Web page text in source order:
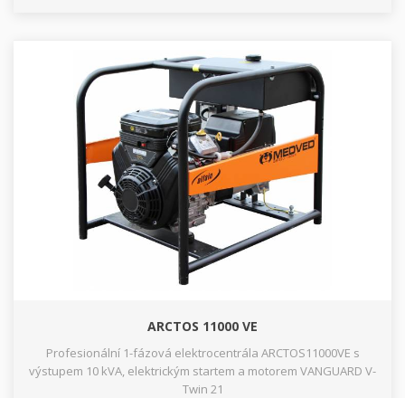
ARCTOS 11000 VE
Profesionální 1-fázová elektrocentrála ARCTOS11000VE s
výstupem 10 kVA, elektrickým startem a motorem VANGUARD V-
Twin 21